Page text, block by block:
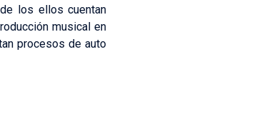
los ellos cuentan
musical en
procesos de auto